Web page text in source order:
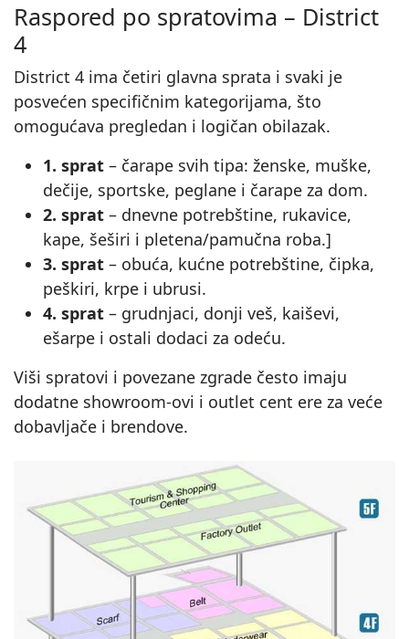
Raspored po spratovima – District
4
District 4 ima četiri glavna sprata i svaki je
posvećen specifičnim kategorijama, što
omogućava pregledan i logičan obilazak.
1. sprat – čarape svih tipa: ženske, muške,
dečije, sportske, peglane i čarape za dom.
2. sprat – dnevne potrebštine, rukavice,
kape, šeširi i pletena/pamučna roba.]
3. sprat – obuća, kućne potrebštine, čipka,
peškiri, krpe i ubrusi.
4. sprat – grudnjaci, donji veš, kaiševi,
ešarpe i ostali dodaci za odeću.
Viši spratovi i povezane zgrade često imaju
dodatne showroom‑ovi i outlet cent ere za veće
dobavljače i brendove.